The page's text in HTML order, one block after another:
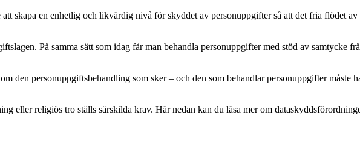
skapa en enhetlig och likvärdig nivå för skyddet av personuppgifter så att det fria flödet
På samma sätt som idag får man behandla personuppgifter med stöd av samtycke
den personuppgiftsbehandling som sker – och den som behandlar personuppgifter måste
eller religiös tro ställs särskilda krav. Här nedan kan du läsa mer om